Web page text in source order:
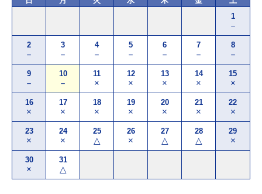
1
－
2
－
3
－
4
－
5
－
6
－
7
－
8
－
9
－
10
－
11
×
12
×
13
×
14
×
15
×
16
×
17
×
18
×
19
×
20
×
21
×
22
×
23
×
24
×
25
△
26
×
27
△
28
△
29
×
30
×
31
△